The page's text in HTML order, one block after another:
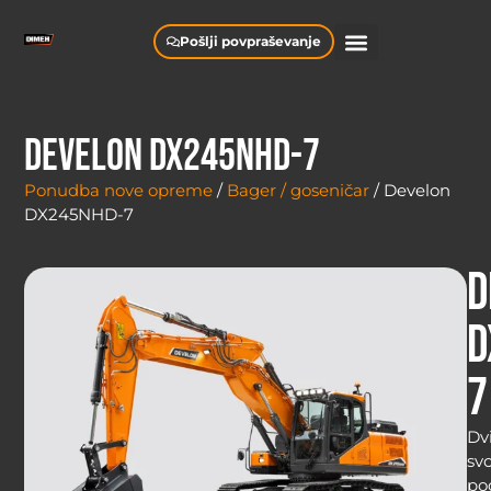
Pošlji povpraševanje
Develon DX245NHD-7
Ponudba nove opreme / Bager / goseničar / Develon
DX245NHD-7
7